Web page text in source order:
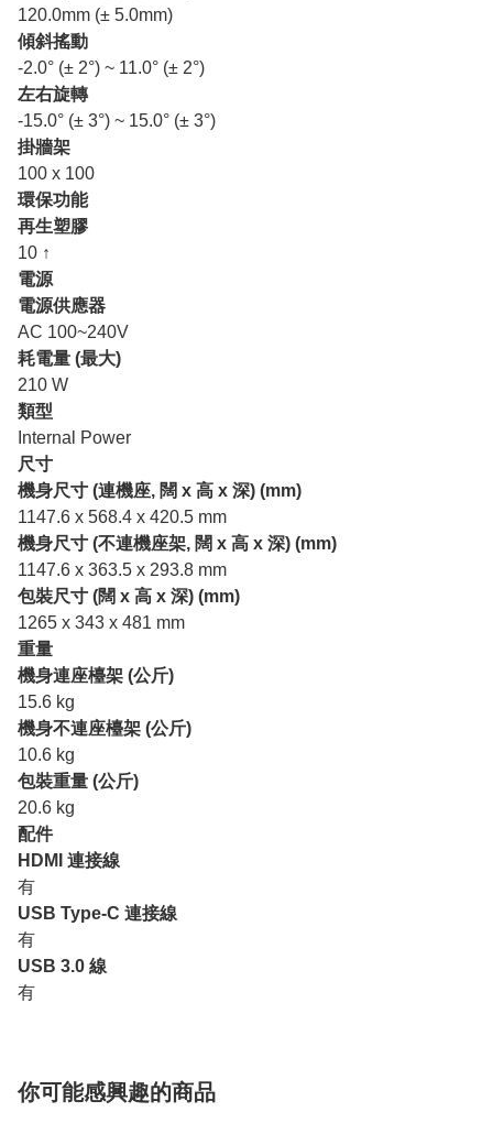
120.0mm (± 5.0mm)
傾斜搖動
-2.0° (± 2°) ~ 11.0° (± 2°)
左右旋轉
-15.0° (± 3°) ~ 15.0° (± 3°)
掛牆架
100 x 100
環保功能
再生塑膠
10 ↑
電源
電源供應器
AC 100~240V
耗電量 (最大)
210 W
類型
Internal Power
尺寸
機身尺寸 (連機座, 闊 x 高 x 深) (mm)
1147.6 x 568.4 x 420.5 mm
機身尺寸 (不連機座架, 闊 x 高 x 深) (mm)
1147.6 x 363.5 x 293.8 mm
包裝尺寸 (闊 x 高 x 深) (mm)
1265 x 343 x 481 mm
重量
機身連座檯架 (公斤)
15.6 kg
機身不連座檯架 (公斤)
10.6 kg
包裝重量 (公斤)
20.6 kg
配件
HDMI 連接線
有
USB Type-C 連接線
有
USB 3.0 線
有
你可能感興趣的商品